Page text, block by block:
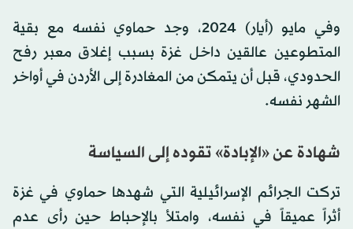
وفي مايو (أيار) 2024، وجد حماوي نفسه مع بقية
المتطوعين عالقين داخل غزة بسبب إغلاق معبر رفح
الحدودي، قبل أن يتمكن من المغادرة إلى الأردن في أواخر
الشهر نفسه.
شهادة عن «الإبادة» تقوده إلى السياسة
تركت الجرائم الإسرائيلية التي شهدها حماوي في غزة
أثراً عميقاً في نفسه، وامتلأ بالإحباط حين رأى عدم